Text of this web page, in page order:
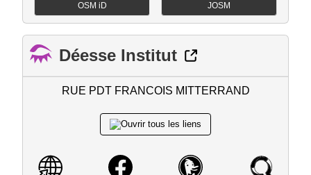
OSM iD JOSM
Déesse Institut
RUE PDT FRANCOIS MITTERRAND